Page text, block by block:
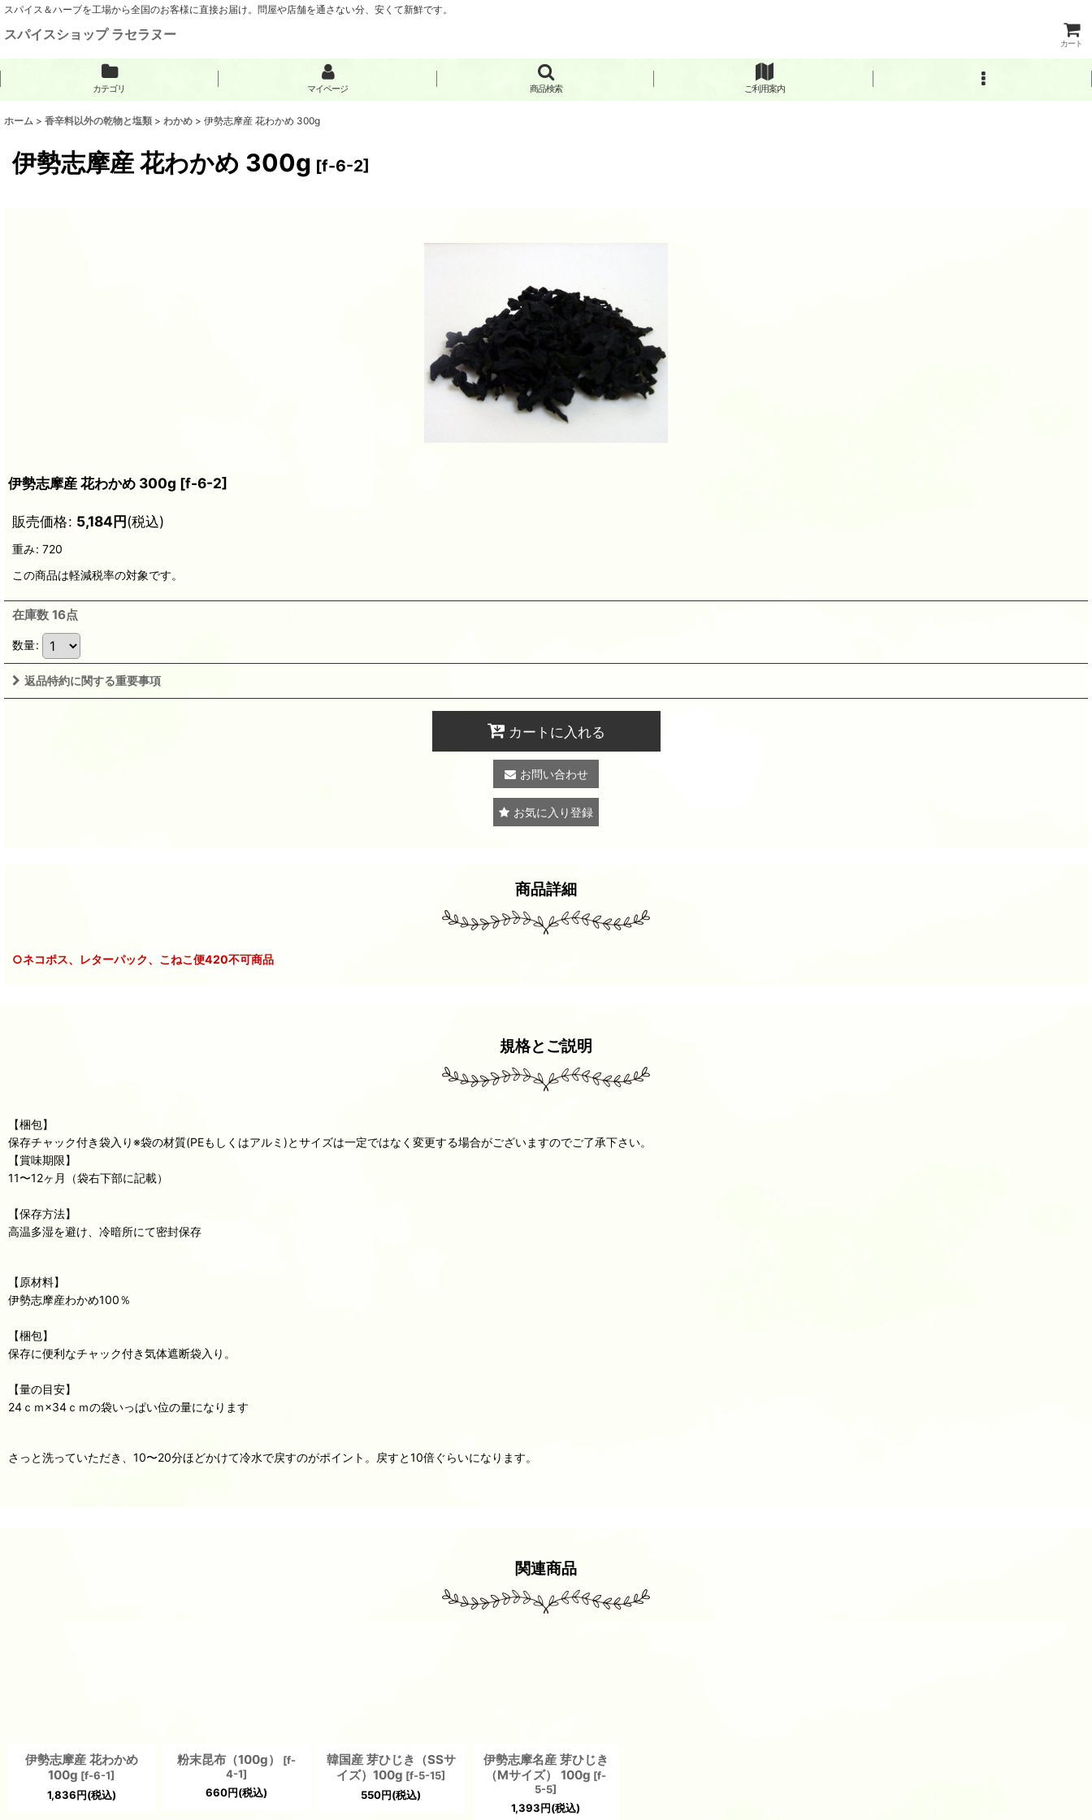
スパイス＆ハーブを工場から全国のお客様に直接お届け。問屋や店舗を通さない分、安くて新鮮です。
スパイスショップ ラセラヌー
カート
カテゴリ マイページ 商品検索 ご利用案内
ホーム > 香辛料以外の乾物と塩類 > わかめ > 伊勢志摩産 花わかめ 300g
伊勢志摩産 花わかめ 300g [f-6-2]
伊勢志摩産 花わかめ 300g [f-6-2]
販売価格: 5,184円(税込)
重み: 720
この商品は軽減税率の対象です。
在庫数 16点
数量:
返品特約に関する重要事項
カートに入れる
お問い合わせ
お気に入り登録
商品詳細
○ネコポス、レターパック、こねこ便420不可商品
規格とご説明
【梱包】
保存チャック付き袋入り※袋の材質(PEもしくはアルミ)とサイズは一定ではなく変更する場合がございますのでご了承下さい。
【賞味期限】
11〜12ヶ月（袋右下部に記載）
【保存方法】
高温多湿を避け、冷暗所にて密封保存
【原材料】
伊勢志摩産わかめ100％
【梱包】
保存に便利なチャック付き気体遮断袋入り。
【量の目安】
24ｃｍ×34ｃｍの袋いっぱい位の量になります
さっと洗っていただき、10〜20分ほどかけて冷水で戻すのがポイント。戻すと10倍ぐらいになります。
関連商品
伊勢志摩産 花わかめ
100g [f-6-1]
1,836円(税込)
粉末昆布（100g） [f-
4-1]
660円(税込)
韓国産 芽ひじき（SSサ
イズ）100g [f-5-15]
550円(税込)
伊勢志摩名産 芽ひじき
（Mサイズ） 100g [f-
5-5]
1,393円(税込)